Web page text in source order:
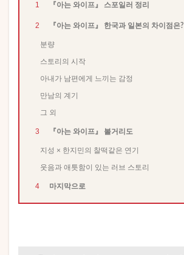
1 『아는 와이프』 스포일러 정리
2 『아는 와이프』 한국과 일본의 차이점은?
분량
스토리의 시작
아내가 남편에게 느끼는 감정
만남의 계기
그 외
3 『아는 와이프』 볼거리도
지성 × 한지민의 찰떡같은 연기
웃음과 애틋함이 있는 러브 스토리
4 마지막으로